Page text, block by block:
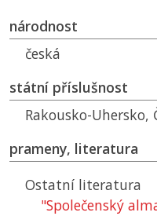
národnost
česká
státní příslušnost
Rakousko-Uhersko,
prameny, literatura
Ostatní literatura
"Společenský